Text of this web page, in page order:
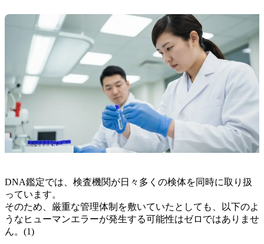
DNA鑑定では、検査機関が日々多くの検体を同時に取り扱
っています。
そのため、厳重な管理体制を敷いていたとしても、以下のよ
うなヒューマンエラーが発生する可能性はゼロではありませ
ん。(1)